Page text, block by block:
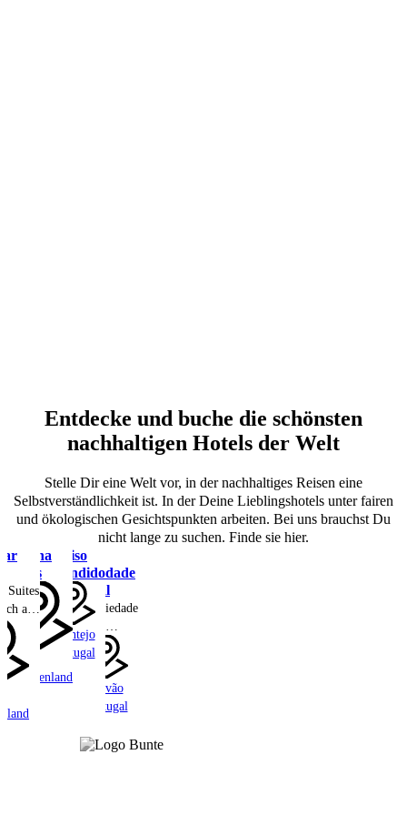
Entdecke und buche die schönsten
nachhaltigen Hotels der Welt
Stelle Dir eine Welt vor, in der nachhaltiges Reisen eine
Selbstverständlichkeit ist. In der Deine Lieblingshotels unter fairen
und ökologischen Gesichtspunkten arbeiten. Bei uns brauchst Du
nicht lange zu suchen. Finde sie hier.
Suites
auf
aus
Stamna
Sifnos
Sifnos
Griechenland
Paraiso
Escondido
Alentejo
Portugal
A
Sociedade
Rural
A Sociedade
Rural:
Ruhiger
Luxus auf
nachhaltigen
Farm im
Alto
Alentejo
Marvão
Portugal